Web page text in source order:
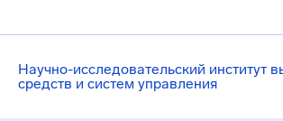
Научно-исследовательский институт
средств и систем управления